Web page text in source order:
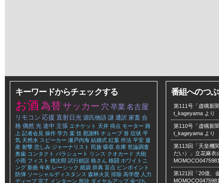
キーワードからチェックする
お酒為替 サッカー 穴 卒業 名古屋
リモコン 応援 直射日光 源氏物語 謎 通訳 家畜 合
格 偶然 光 途中 主張 エチケット 天井 得点 モーター 路
上 記者会見 操作 学力 葉 技 慰謝料 チューブ 首 症状 平
気 天然水 スピーカー 瀬戸内海 結婚式 紅葉 作法 平安 遺
産 射撃 悲しみ ジャーナリスト 民族 吸収 在庫 世論調査
奥歯 コンタクト パラシュート リンス クオカード 大砲
小雨 フィスト 桃次郎 試行錯誤 格さん 格闘 ホワイトニ
ング 新曲 年表 レーシック 紙袋 辞典 盲点 ピンポイント
防弾 ソーシャルディスタンス 森林火災 排除 高学歴 人力
ディープ 完了 インターン 所詮 ダイヤルアップ 金づち
番組へのつ
第111号「虚構新
t_kageyama より
第110号「虚構新
t_kageyama より
第113回「天皇機
だい）」立花麻衣
第121回「20億、